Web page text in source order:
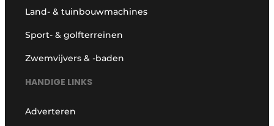
Land- & tuinbouwmachines
Sport- & golfterreinen
Zwemvijvers & -baden
HANDIGE LINKS
Adverteren